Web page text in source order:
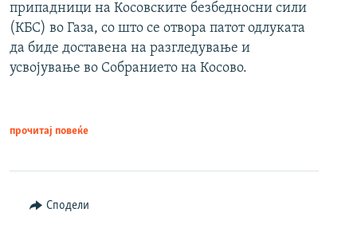
припадници на Косовските безбедносни сили
(КБС) во Газа, со што се отвора патот одлуката
да биде доставена на разгледување и
усвојување во Собранието на Косово.
прочитај повеќе
Сподели